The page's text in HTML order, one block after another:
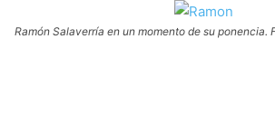
Ramón Salaverría en un momento de su ponencia.